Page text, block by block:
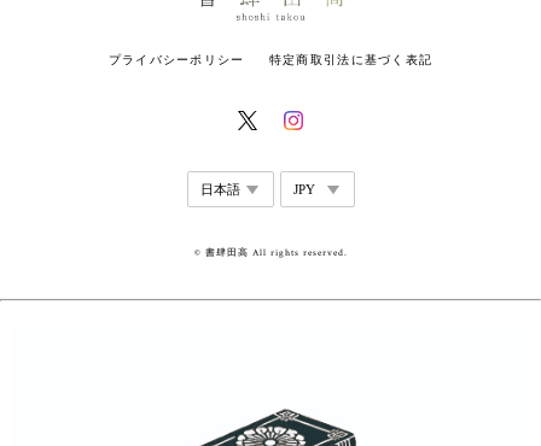
プライバシーポリシー 特定商取引法に基づく表記
© 書肆田高 All rights reserved.